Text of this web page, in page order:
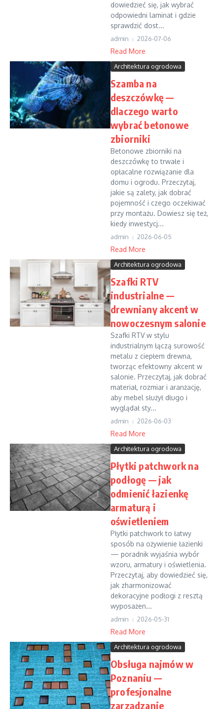
dowiedzieć się, jak wybrać
odpowiedni laminat i gdzie
sprawdzić dost...
admin 2026-07-06
Read More
Architektura ogrodowa
Szamba na
deszczówkę —
dlaczego warto
wybrać betonowe
zbiorniki
Betonowe zbiorniki na
deszczówkę to trwałe i
opłacalne rozwiązanie dla
domu i ogrodu. Przeczytaj,
jakie są zalety, jak dobrać
pojemność i czego oczekiwać
przy montażu. Dowiesz się też,
kiedy inwestycj...
admin 2026-06-05
Read More
Architektura ogrodowa
Szafki RTV
industrialne —
drewniany akcent w
nowoczesnym salonie
Szafki RTV w stylu
industrialnym łączą surowość
metalu z ciepłem drewna,
tworząc efektowny akcent w
salonie. Przeczytaj, jak dobrać
materiał, rozmiar i aranżację,
aby mebel służył długo i
wyglądał sty...
admin 2026-06-03
Read More
Architektura ogrodowa
Płytki patchwork na
podłogę — jak
odmienić łazienkę
armaturą i
oświetleniem
Płytki patchwork to łatwy
sposób na ożywienie łazienki
— poradnik wyjaśnia wybór
wzoru, armatury i oświetlenia.
Przeczytaj, aby dowiedzieć się,
jak zharmonizować
dekoracyjne podłogi z resztą
wyposażen...
admin 2026-05-31
Read More
Architektura ogrodowa
Obsługa najmów w
Poznaniu —
profesjonalne
zarządzanie